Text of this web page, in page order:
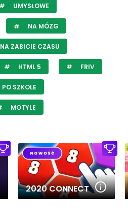
UMYSŁOWE
NA MÓZG
NA ZABICIE CZASU
HTML 5 FRIV
PO SZKOLE
MOTYLE
2020 CONNECT